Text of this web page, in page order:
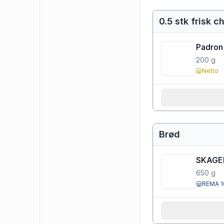
0.5 stk frisk
200 g
Netto
Brød
650 g
REMA